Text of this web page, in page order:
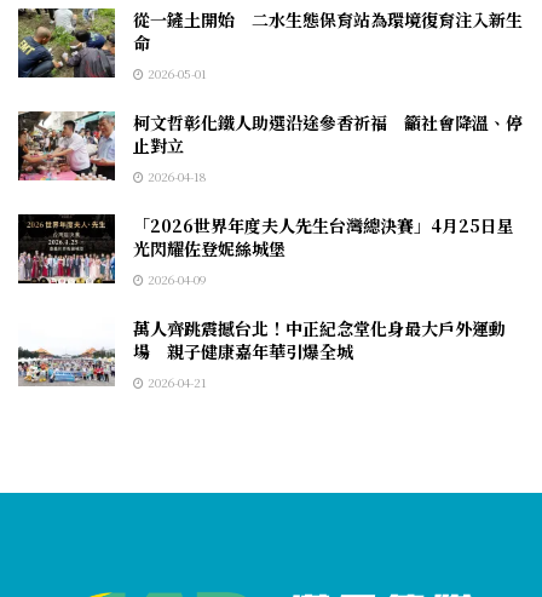
從一鏟土開始 二水生態保育站為環境復育注入新生
命
2026-05-01
柯文哲彰化鐵人助選沿途參香祈福 籲社會降溫、停
止對立
2026-04-18
「2026世界年度夫人先生台灣總決賽」4月25日星
光閃耀佐登妮絲城堡
2026-04-09
萬人齊跳震撼台北！中正紀念堂化身最大戶外運動
場 親子健康嘉年華引爆全城
2026-04-21